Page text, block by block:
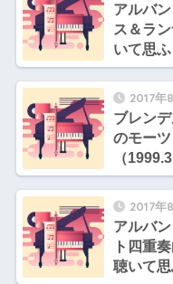
アルバ
ス＆ラ
いて思ふ
2017年
ブレン
のモー
（
2017年
アルバ
ト四重
聴いて